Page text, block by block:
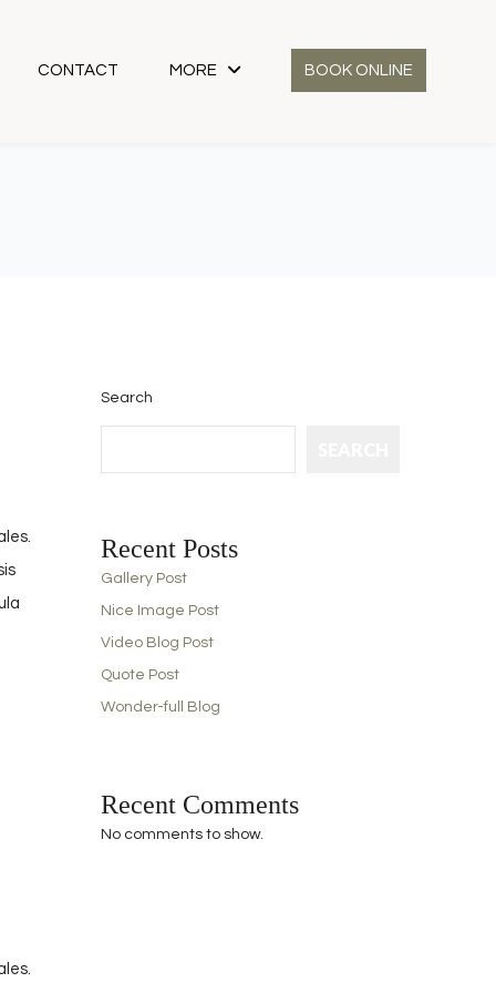
CONTACT MORE BOOK ONLINE
Search
Recent Posts
Gallery Post
Nice Image Post
Video Blog Post
Quote Post
Wonder-full Blog
Recent Comments
No comments to show.